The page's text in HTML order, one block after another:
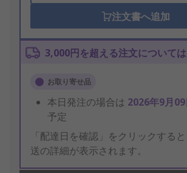
注文書へ追加
3,000円を超える注文について
お取り寄せ品
本日発注の場合は 2026年9月09
予定
「配達日を確認」をクリックする
送の詳細が表示されます。